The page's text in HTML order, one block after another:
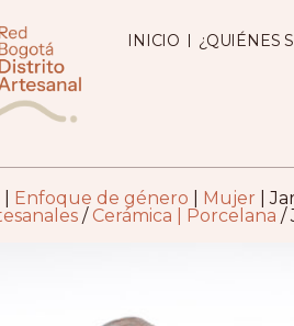
INICIO ¿QUIÉNES
Enfoque de género Mujer
/ Cerámica | Porcelana /